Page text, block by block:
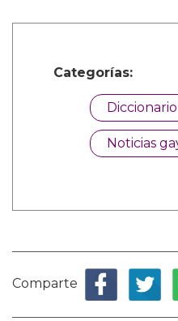
Categorías:
Noticias
Comparte